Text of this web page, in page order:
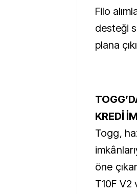
Filo
desteği
plana
KREDİ
Togg,
öne
T10F V2